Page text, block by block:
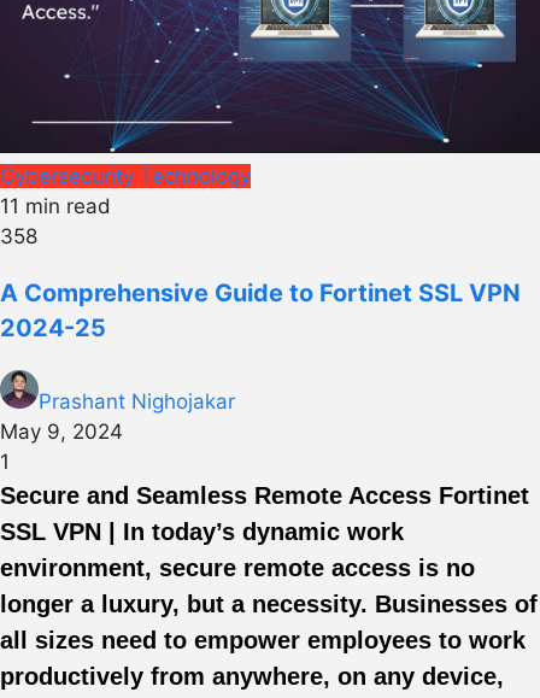
Cybersecurity Technology
11 min read
358
A Comprehensive Guide to Fortinet SSL VPN
2024-25
Prashant Nighojakar
May 9, 2024
1
Secure and Seamless Remote Access Fortinet
SSL VPN | In today’s dynamic work
environment, secure remote access is no
longer a luxury, but a necessity. Businesses of
all sizes need to empower employees to work
productively from anywhere, on any device,